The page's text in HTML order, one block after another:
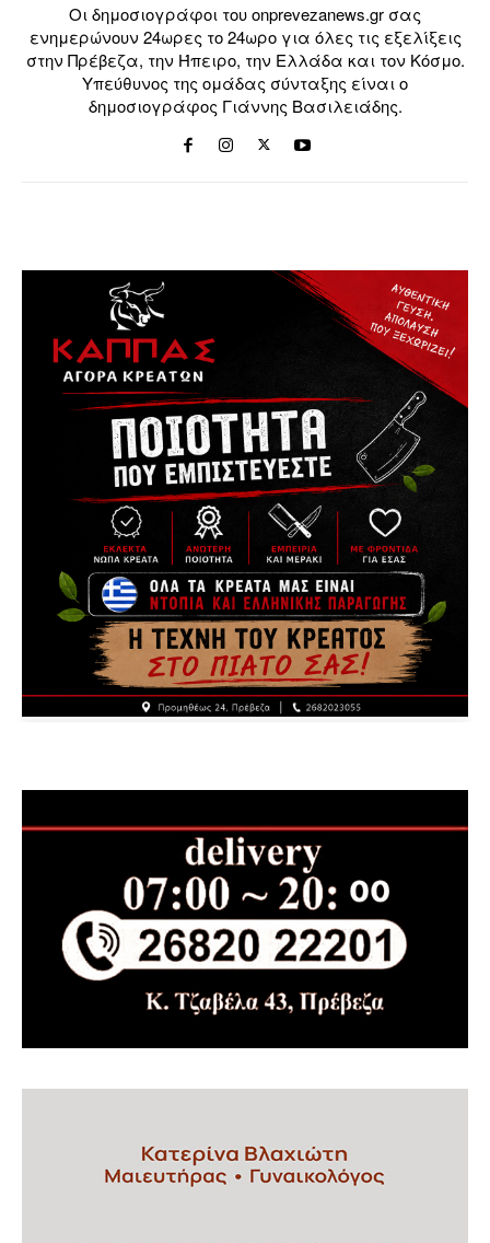
Οι δημοσιογράφοι του onprevezanews.gr σας
ενημερώνουν 24ωρες το 24ωρο για όλες τις εξελίξεις
στην Πρέβεζα, την Ήπειρο, την Ελλάδα και τον Κόσμο.
Υπεύθυνος της ομάδας σύνταξης είναι ο
δημοσιογράφος Γιάννης Βασιλειάδης.